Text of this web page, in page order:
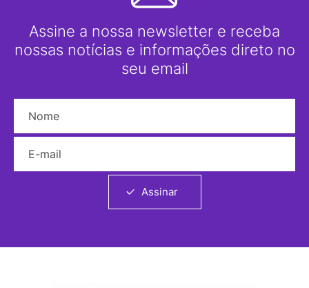
Assine a nossa newsletter e receba
nossas notícias e informações direto no
seu email
Assinar